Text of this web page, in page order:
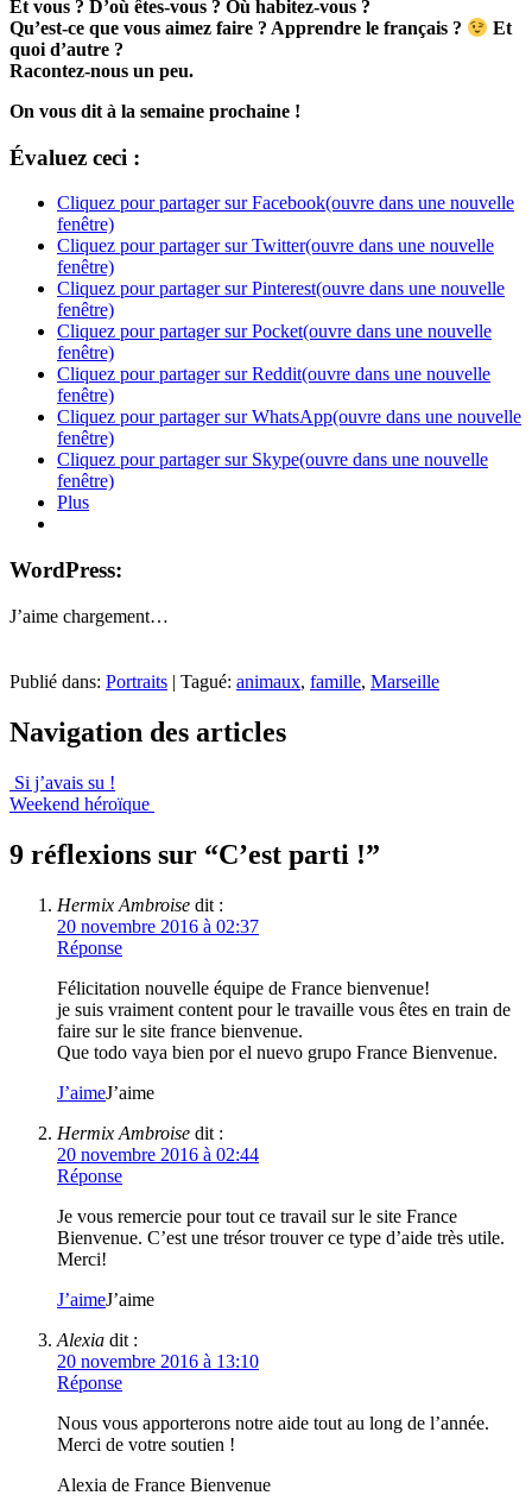
Et vous ? D’où êtes-vous ? Où habitez-vous ?
Qu’est-ce que vous aimez faire ? Apprendre le français ?
Et
quoi d’autre ?
Racontez-nous un peu.
On vous dit à la semaine prochaine !
Évaluez ceci :
Cliquez pour partager sur Facebook(ouvre dans une nouvelle
fenêtre)
Cliquez pour partager sur Twitter(ouvre dans une nouvelle
fenêtre)
Cliquez pour partager sur Pinterest(ouvre dans une nouvelle
fenêtre)
Cliquez pour partager sur Pocket(ouvre dans une nouvelle
fenêtre)
Cliquez pour partager sur Reddit(ouvre dans une nouvelle
fenêtre)
Cliquez pour partager sur WhatsApp(ouvre dans une nouvelle
fenêtre)
Cliquez pour partager sur Skype(ouvre dans une nouvelle
fenêtre)
Plus
WordPress:
J’aime chargement…
Publié dans: Portraits | Tagué: animaux, famille, Marseille
Navigation des articles
Si j’avais su !
Weekend héroïque
9 réflexions sur “C’est parti !”
Hermix Ambroise dit :
20 novembre 2016 à 02:37
Réponse
Félicitation nouvelle équipe de France bienvenue!
je suis vraiment content pour le travaille vous êtes en train de
faire sur le site france bienvenue.
Que todo vaya bien por el nuevo grupo France Bienvenue.
J’aimeJ’aime
Hermix Ambroise dit :
20 novembre 2016 à 02:44
Réponse
Je vous remercie pour tout ce travail sur le site France
Bienvenue. C’est une trésor trouver ce type d’aide très utile.
Merci!
J’aimeJ’aime
Alexia dit :
20 novembre 2016 à 13:10
Réponse
Nous vous apporterons notre aide tout au long de l’année.
Merci de votre soutien !
Alexia de France Bienvenue